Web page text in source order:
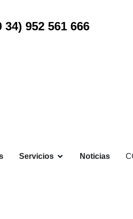
34) 952 561 666
Servicios Noticias